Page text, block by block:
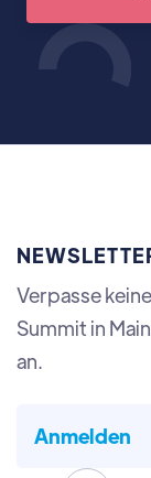
Verpasse
Summit in
an.
Anmelden